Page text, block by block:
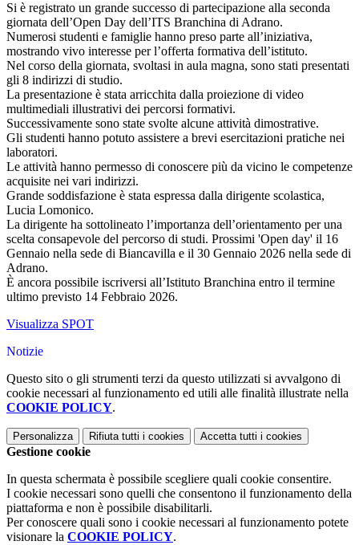
Si è registrato un grande successo di partecipazione alla seconda
giornata dell’Open Day dell’ITS Branchina di Adrano.
Numerosi studenti e famiglie hanno preso parte all’iniziativa,
mostrando vivo interesse per l’offerta formativa dell’istituto.
Nel corso della giornata, svoltasi in aula magna, sono stati presentati
gli 8 indirizzi di studio.
La presentazione è stata arricchita dalla proiezione di video
multimediali illustrativi dei percorsi formativi.
Successivamente sono state svolte alcune attività dimostrative.
Gli studenti hanno potuto assistere a brevi esercitazioni pratiche nei
laboratori.
Le attività hanno permesso di conoscere più da vicino le competenze
acquisite nei vari indirizzi.
Grande soddisfazione è stata espressa dalla dirigente scolastica,
Lucia Lomonico.
La dirigente ha sottolineato l’importanza dell’orientamento per una
scelta consapevole del percorso di studi. Prossimi 'Open day' il 16
Gennaio nella sede di Biancavilla e il 30 Gennaio 2026 nella sede di
Adrano.
È ancora possibile iscriversi all’Istituto Branchina entro il termine
ultimo previsto 14 Febbraio 2026.
Visualizza SPOT
Notizie
Questo sito o gli strumenti terzi da questo utilizzati si avvalgono di
cookie necessari al funzionamento ed utili alle finalità illustrate nella
COOKIE POLICY.
Personalizza Rifiuta tutti i cookies Accetta tutti i cookies
Gestione cookie
In questa schermata è possibile scegliere quali cookie consentire.
I cookie necessari sono quelli che consentono il funzionamento della
piattaforma e non è possibile disabilitarli.
Per conoscere quali sono i cookie necessari al funzionamento potete
visionare la COOKIE POLICY.